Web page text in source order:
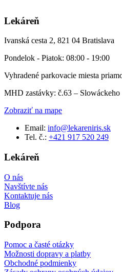
Lekáreň
Ivanská cesta 2, 821 04 Bratislava
Pondelok - Piatok: 08:00 - 19:00
Vyhradené parkovacie miesta
MHD zastávky: č.63 – Slowáckeho
Zobraziť na mape
Email: info@lekareniris.sk
Tel. č.: +421 917 520 249
Lekáreň
O nás
Navštívte nás
Kontaktuje nás
Blog
Podpora
Pomoc a časté otázky
Možnosti dopravy a platby
Obchodné podmienky